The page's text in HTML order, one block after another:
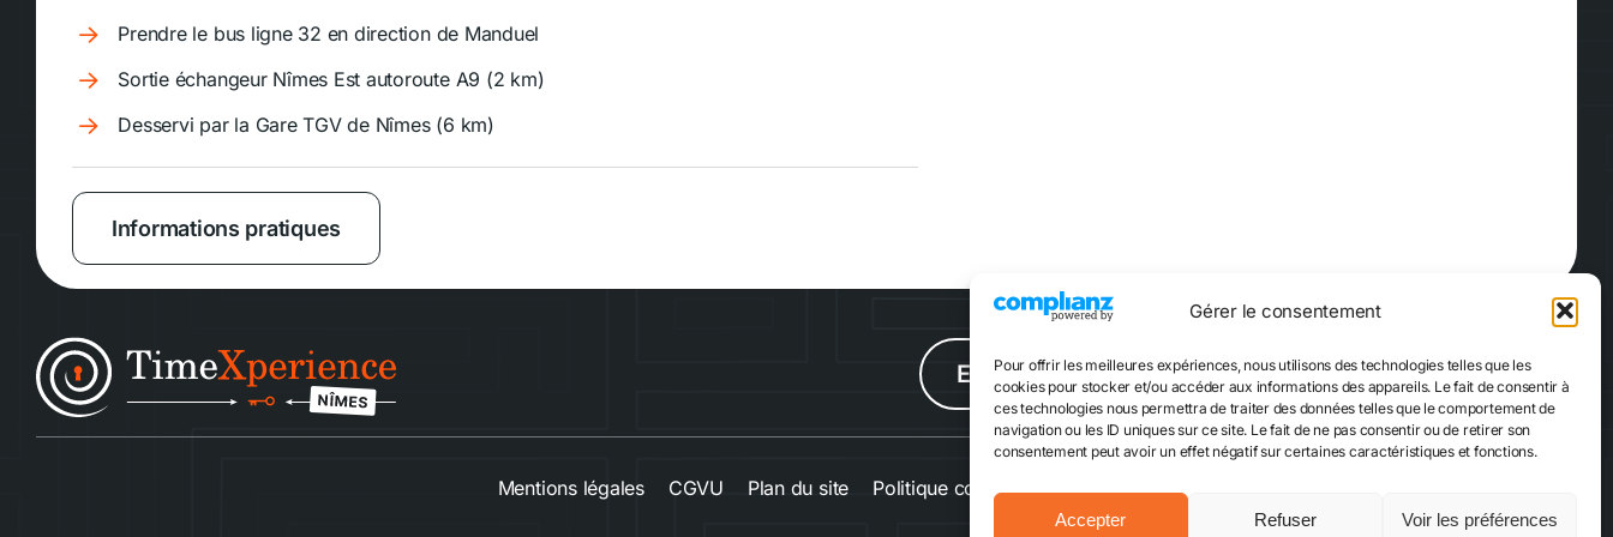
Gérer le consentement
Pour offrir les meilleures expériences, nous utilisons des technologies telles que les
cookies pour stocker et/ou accéder aux informations des appareils. Le fait de consentir à
ces technologies nous permettra de traiter des données telles que le comportement de
navigation ou les ID uniques sur ce site. Le fait de ne pas consentir ou de retirer son
consentement peut avoir un effet négatif sur certaines caractéristiques et fonctions.
Accepter Refuser Voir les préférences
Prendre le bus ligne 32 en direction de Manduel
Sortie échangeur Nîmes Est autoroute A9 (2 km)
Desservi par la Gare TGV de Nîmes (6 km)
Informations pratiques
Escape game Quiz Game Réserver
Mentions légales CGVU Plan du site Politique cookies Contact